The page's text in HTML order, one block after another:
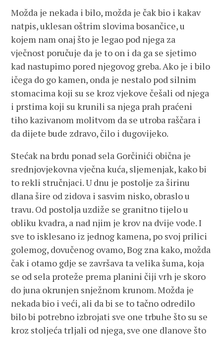
Možda je nekada i bilo, možda je čak bio i kakav
natpis, uklesan oštrim slovima bosančice, u
kojem nam onaj što je legao pod njega za
vječnost poručuje da je to on i da ga se sjetimo
kad nastupimo pored njegovog greba. Ako je i bilo
ičega do go kamen, onda je nestalo pod silnim
stomacima koji su se kroz vjekove češali od njega
i prstima koji su krunili sa njega prah praćeni
tiho kazivanom molitvom da se utroba raščara i
da dijete bude zdravo, čilo i dugovijeko.
Stećak na brdu ponad sela Gorčinići obična je
srednjovjekovna vječna kuća, sljemenjak, kako bi
to rekli stručnjaci. U dnu je postolje za širinu
dlana šire od zidova i sasvim nisko, obraslo u
travu. Od postolja uzdiže se granitno tijelo u
obliku kvadra, a nad njim je krov na dvije vode. I
sve to isklesano iz jednog kamena, po svoj prilici
golemog, dovučenog ovamo, Bog zna kako, možda
čak i otamo gdje se završava ta velika šuma, koja
se od sela proteže prema planini čiji vrh je skoro
do juna okrunjen snježnom krunom. Možda je
nekada bio i veći, ali da bi se to tačno odredilo
bilo bi potrebno izbrojati sve one trbuhe što su se
kroz stoljeća trljali od njega, sve one dlanove što